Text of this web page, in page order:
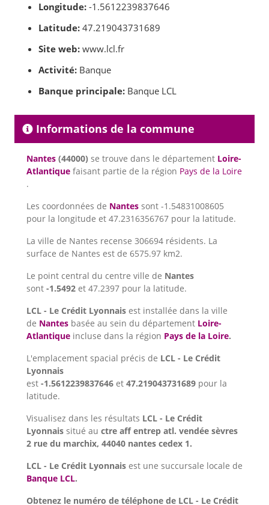
Longitude: -1.5612239837646
Latitude: 47.219043731689
Site web: www.lcl.fr
Activité: Banque
Banque principale: Banque LCL
Informations de la commune
Nantes (44000) se trouve dans le département Loire-
Atlantique faisant partie de la région Pays de la Loire
.
Les coordonnées de Nantes sont -1.54831008605
pour la longitude et 47.2316356767 pour la latitude.
La ville de Nantes recense 306694 résidents. La
surface de Nantes est de 6575.97 km2.
Le point central du centre ville de Nantes
sont -1.5492 et 47.2397 pour la latitude.
LCL - Le Crédit Lyonnais est installée dans la ville
de Nantes basée au sein du département Loire-
Atlantique incluse dans la région Pays de la Loire.
L'emplacement spacial précis de LCL - Le Crédit
Lyonnais
est -1.5612239837646 et 47.219043731689 pour la
latitude.
Visualisez dans les résultats LCL - Le Crédit
Lyonnais situé au ctre aff entrep atl. vendée sèvres
2 rue du marchix, 44040 nantes cedex 1.
LCL - Le Crédit Lyonnais est une succursale locale de
Banque LCL.
Obtenez le numéro de téléphone de LCL - Le Crédit